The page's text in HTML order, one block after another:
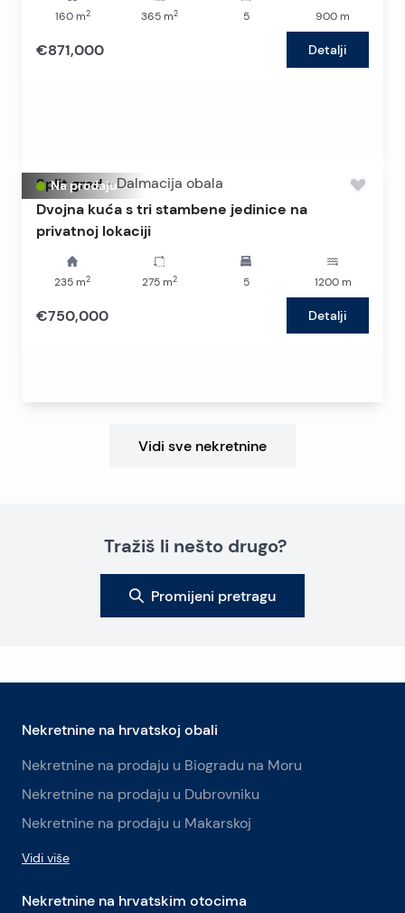
160m2 365m2 5 900 m
€871,000 Detalji
Na prodaju
Split grad - Dalmacija obala
Dvojna kuća s tri stambene jedinice na
privatnoj lokaciji
235 m2 275m2 5 1200m
€750,000 Detalji
Vidi sve nekretnine
Tražiš li nešto drugo?
Promijeni pretragu
Nekretnine na hrvatskoj obali
Nekretnine na prodaju u Biogradu na Moru
Nekretnine na prodaju u Dubrovniku
Nekretnine na prodaju u Makarskoj
Vidi više
Nekretnine na hrvatskim otocima